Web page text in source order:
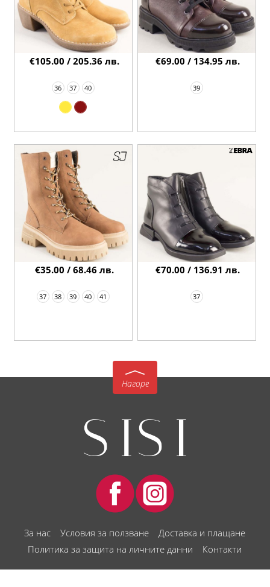
36 37 40
€105.00 / 205.36 лв.
39
€69.00 / 134.95 лв.
37 38 39 40 41
€35.00 / 68.46 лв.
37
€70.00 / 136.91 лв.
Нагоре
За нас Условия за ползване
Доставка и плащане
Политика за защита на личните данни
Контакти